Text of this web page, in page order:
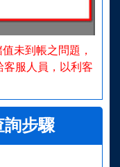
未到帳之問題，
服人員，以利客
步驟